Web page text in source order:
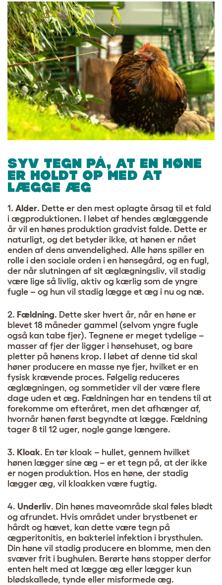
SYV TEGN PÅ, AT EN HØNE
ER HOLDT OP MED AT
LÆGGE ÆG
1. Alder. Dette er den mest oplagte årsag til et fald
i ægproduktionen. I løbet af hendes æglæggende
år vil en hønes produktion gradvist falde. Dette er
naturligt, og det betyder ikke, at hønen er nået
enden af dens anvendelighed. Alle høns spiller en
rolle i den sociale orden i en hønsegård, og en fugl,
der når slutningen af sit æglægningsliv, vil stadig
være lige så livlig, aktiv og kærlig som de yngre
fugle – og hun vil stadig lægge et æg i nu og næ.
2. Fældning. Dette sker hvert år, når en høne er
blevet 18 måneder gammel (selvom yngre fugle
også kan tabe fjer). Tegnene er meget tydelige –
masser af fjer der ligger i hønsehuset, og bare
pletter på hønens krop. I løbet af denne tid skal
høner producere en masse nye fjer, hvilket er en
fysisk krævende proces. Følgelig reduceres
æglægningen, og sommetider vil der være flere
dage uden et æg. Fældningen har en tendens til at
forekomme om efteråret, men det afhænger af,
hvornår hønen først begyndte at lægge. Fældning
tager 8 til 12 uger, nogle gange længere.
3. Kloak. En tør kloak – hullet, gennem hvilket
hønen lægger sine æg – er et tegn på, at der ikke
er nogen produktion. Hos en høne, der stadig
lægger æg, vil kloakken være fugtig.
4. Underliv. Din hønes maveområde skal føles blødt
og afrundet. Hvis området under brystbenet er
hårdt og hævet, kan dette være tegn på
ægperitonitis, en bakteriel infektion i brysthulen.
Din høne vil stadig producere en blomme, men den
svæver frit i bughulen. Berørte høns stopper derfor
enten helt med at lægge æg eller lægger kun
blødskallede, tynde eller misformede æg.